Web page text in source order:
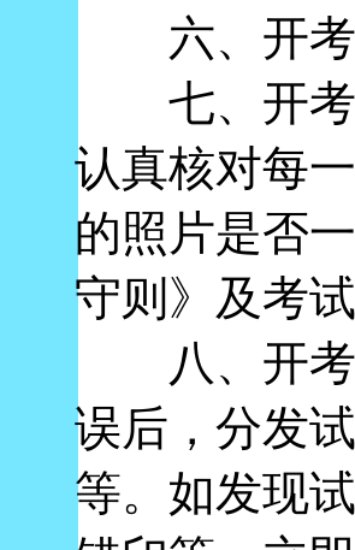
六、开考
七、开考
认真核对每
的照片是否
守则》及考
八、开考
误后，分发
等。如发现